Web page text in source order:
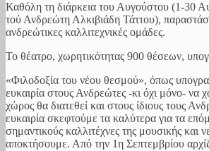
Καθόλη τη διάρκεια του Αυγούστου (1-30
τού Ανδρεώτη Αλκιβιάδη Τάττου),
ανδρεώτικες καλλιτεχνικές ομάδες.
Το θέατρο, χωρητικότητας 900 θέσεων,
«Φιλοδοξία του νέου θεσμού», όπως
ευκαιρία στους Ανδρεώτες -κι όχι μόνο- να
χώρος θα διατεθεί και στους ίδιους τους
ευκαιρία σκεφτούμε τα καλύτερα για τα
σημαντικούς καλλιτέχνες της μουσικής
αποκτήσουμε. Από την 1η Σεπτεμβρίου